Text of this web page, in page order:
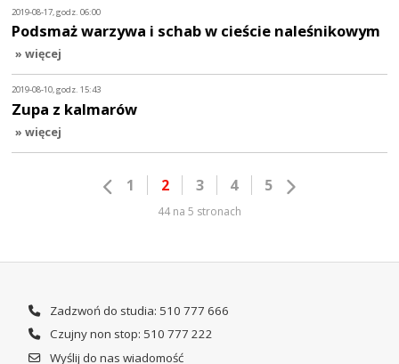
2019-08-17, godz. 06:00
Podsmaż warzywa i schab w cieście naleśnikowym
» więcej
2019-08-10, godz. 15:43
Zupa z kalmarów
» więcej
1 2 3 4 5
44 na 5 stronach
Zadzwoń do studia: 510 777 666
Czujny non stop: 510 777 222
Wyślij do nas wiadomość